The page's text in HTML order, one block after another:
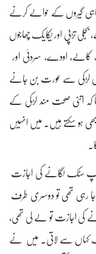
گیروں کے حوالے کرنے
بجلی تڑپی اور یکایک چھاجوں
کالے، اودے، سردئی اور
لڑکی سے عورت بن جانے
اتنی صحت مند لڑکی کے
ہو سکتے ہیں۔ میں انہیں
لپ سٹک لگانے کی اجازت
رہی تھی تو دوسری طرف
کی اجازت تو لے لی تھی،
کہاں سے لاتی۔ میں نے